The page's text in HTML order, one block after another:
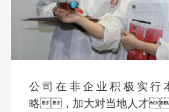
公司在非企业积极实行
略，加大对当地人才